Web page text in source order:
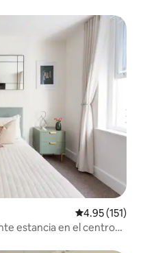
Calificación
4.95 (151)
estancia en el centro